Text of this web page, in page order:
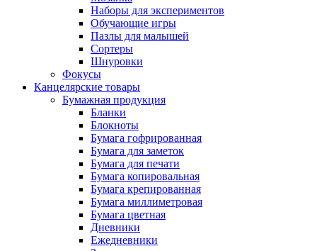
Наборы для экспериментов
Обучающие игры
Пазлы для малышей
Сортеры
Шнуровки
Фокусы
Канцелярские товары
Бумажная продукция
Бланки
Блокноты
Бумага гофрированная
Бумага для заметок
Бумага для печати
Бумага копировальная
Бумага крепированная
Бумага миллиметровая
Бумага цветная
Дневники
Ежедневники